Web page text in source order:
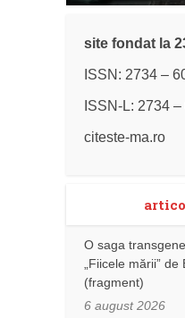
site fondat la
ISSN: 2734 –
ISSN-L: 2734
citeste-ma.ro
O saga
„Fiicele mării”
(fragment)
6 august 2026